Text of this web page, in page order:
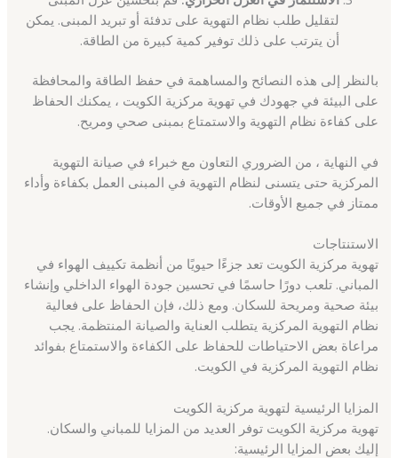
لتقليل طلب نظام التهوية على تدفئة أو تبريد المبنى. يمكن
أن يترتب على ذلك توفير كمية كبيرة من الطاقة.
بالنظر إلى هذه النصائح والمساهمة في حفظ الطاقة والمحافظة
على البيئة في جهودك في تهوية مركزية الكويت ، يمكنك الحفاظ
على كفاءة نظام التهوية والاستمتاع بمبنى صحي ومريح.
في النهاية ، من الضروري التعاون مع خبراء في صيانة التهوية
المركزية حتى يتسنى لنظام التهوية في المبنى العمل بكفاءة وأداء
ممتاز في جميع الأوقات.
الاستنتاجات
تهوية مركزية الكويت تعد جزءًا حيويًا من أنظمة تكييف الهواء في
المباني. تلعب دورًا حاسمًا في تحسين جودة الهواء الداخلي وإنشاء
بيئة صحية ومريحة للسكان. ومع ذلك، فإن الحفاظ على فعالية
نظام التهوية المركزية يتطلب العناية والصيانة المنتظمة. يجب
مراعاة بعض الاحتياطات للحفاظ على الكفاءة والاستمتاع بفوائد
نظام التهوية المركزية في الكويت.
المزايا الرئيسية لتهوية مركزية الكويت
تهوية مركزية الكويت توفر العديد من المزايا للمباني والسكان.
إليك بعض المزايا الرئيسية: